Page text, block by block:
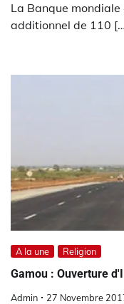
La Banque
additionnel de 110
A la une Religion
Gamou : Ouverture
Admin 27 Novembre